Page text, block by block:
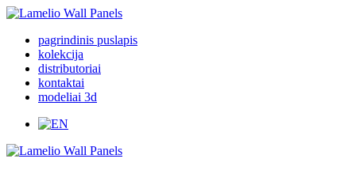
pagrindinis puslapis
kolekcija
distributoriai
kontaktai
modeliai 3d